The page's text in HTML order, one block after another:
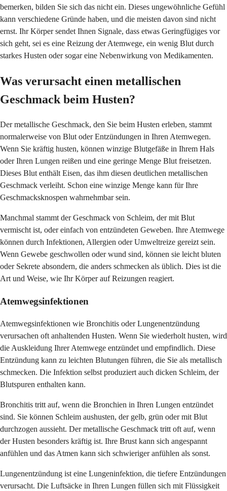
bemerken, bilden Sie sich das nicht ein. Dieses ungewöhnliche Gefühl
kann verschiedene Gründe haben, und die meisten davon sind nicht
ernst. Ihr Körper sendet Ihnen Signale, dass etwas Geringfügiges vor
sich geht, sei es eine Reizung der Atemwege, ein wenig Blut durch
starkes Husten oder sogar eine Nebenwirkung von Medikamenten.
Was verursacht einen metallischen
Geschmack beim Husten?
Der metallische Geschmack, den Sie beim Husten erleben, stammt
normalerweise von Blut oder Entzündungen in Ihren Atemwegen.
Wenn Sie kräftig husten, können winzige Blutgefäße in Ihrem Hals
oder Ihren Lungen reißen und eine geringe Menge Blut freisetzen.
Dieses Blut enthält Eisen, das ihm diesen deutlichen metallischen
Geschmack verleiht. Schon eine winzige Menge kann für Ihre
Geschmacksknospen wahrnehmbar sein.
Manchmal stammt der Geschmack von Schleim, der mit Blut
vermischt ist, oder einfach von entzündeten Geweben. Ihre Atemwege
können durch Infektionen, Allergien oder Umweltreize gereizt sein.
Wenn Gewebe geschwollen oder wund sind, können sie leicht bluten
oder Sekrete absondern, die anders schmecken als üblich. Dies ist die
Art und Weise, wie Ihr Körper auf Reizungen reagiert.
Atemwegsinfektionen
Atemwegsinfektionen wie Bronchitis oder Lungenentzündung
verursachen oft anhaltenden Husten. Wenn Sie wiederholt husten, wird
die Auskleidung Ihrer Atemwege entzündet und empfindlich. Diese
Entzündung kann zu leichten Blutungen führen, die Sie als metallisch
schmecken. Die Infektion selbst produziert auch dicken Schleim, der
Blutspuren enthalten kann.
Bronchitis tritt auf, wenn die Bronchien in Ihren Lungen entzündet
sind. Sie können Schleim aushusten, der gelb, grün oder mit Blut
durchzogen aussieht. Der metallische Geschmack tritt oft auf, wenn
der Husten besonders kräftig ist. Ihre Brust kann sich angespannt
anfühlen und das Atmen kann sich schwieriger anfühlen als sonst.
Lungenentzündung ist eine Lungeninfektion, die tiefere Entzündungen
verursacht. Die Luftsäcke in Ihren Lungen füllen sich mit Flüssigkeit